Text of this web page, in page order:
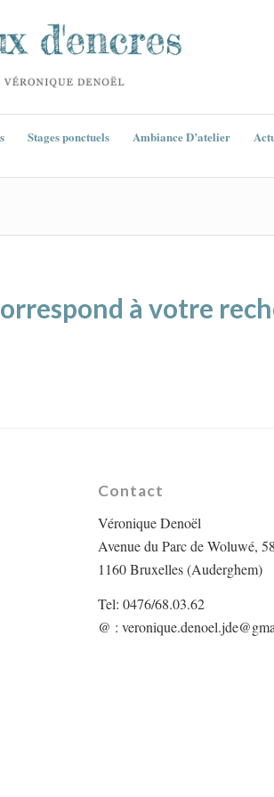
Stages ponctuels Ambiance D’atelier
à votre
Contact
Véronique Denoël
Avenue du Parc de Woluwé, 58
1160 Bruxelles (Auderghem)
Tel: 0476/68.03.62
@ :